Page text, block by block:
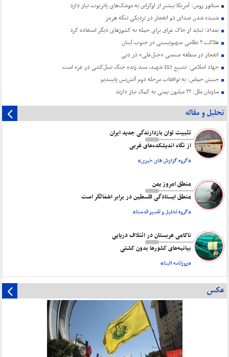
سناتور روس: آمریکا بیشتر از اوکراین به موشک‌های پاتریوت نیاز دارد
شنیده شدن صدای دو انفجار در نزدیکی تنگه هرمز
بغداد: نباید از خاک عراق برای حمله به کشورهای دیگر استفاده کرد
هلاکت ۲ نظامی صهیونیستی در جنوب لبنان
انفجار در منطقه صنعتی «جبل‌علی» در دبی
جهاد اسلامی: تشییع 112 شهید، سند زنده جنگ نسل‌کشی در غزه است
جنبش حماس: به توافقات مرحله دوم آتش‌بس پایبندیم
سازمان ملل: ۲۲ میلیون یمنی به کمک نیاز دارند
تحلیل و مقاله
تثبیت توان بازدارندگی جدید ایران
از نگاه اندیشکده‌های غربی
«گروه گزارش های خبری»
منطق امروز یمن
منطق ایستادگی فلسطین در برابر اشغالگر است
«گروه تحلیل و تفسیر قدسنا»
ناکامی عربستان در ائتلاف دریایی
بیانیه‌های کشورها بدون کشتی
«روزنامه البنا»
عکس